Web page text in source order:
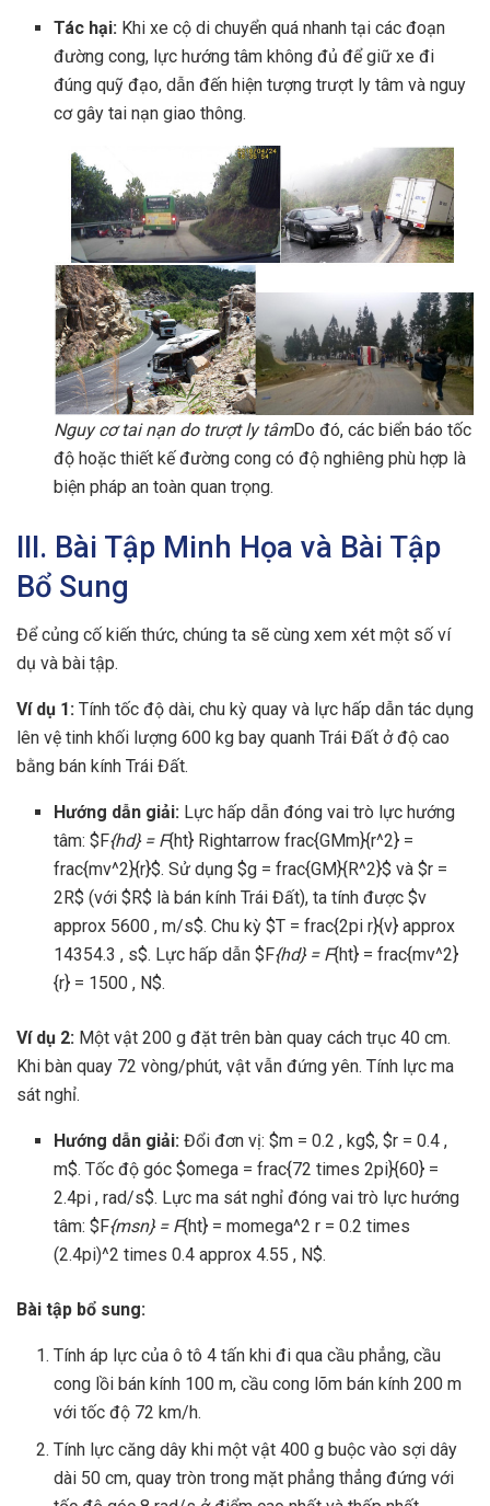
Tác hại: Khi xe cộ di chuyển quá nhanh tại các đoạn
đường cong, lực hướng tâm không đủ để giữ xe đi
đúng quỹ đạo, dẫn đến hiện tượng trượt ly tâm và nguy
cơ gây tai nạn giao thông.
Nguy cơ tai nạn do trượt ly tâmDo đó, các biển báo tốc
độ hoặc thiết kế đường cong có độ nghiêng phù hợp là
biện pháp an toàn quan trọng.
III. Bài Tập Minh Họa và Bài Tập
Bổ Sung
Để củng cố kiến thức, chúng ta sẽ cùng xem xét một số ví
dụ và bài tập.
Ví dụ 1: Tính tốc độ dài, chu kỳ quay và lực hấp dẫn tác dụng
lên vệ tinh khối lượng 600 kg bay quanh Trái Đất ở độ cao
bằng bán kính Trái Đất.
Hướng dẫn giải: Lực hấp dẫn đóng vai trò lực hướng
tâm: $F{hd} = F{ht} Rightarrow frac{GMm}{r^2} =
frac{mv^2}{r}$. Sử dụng $g = frac{GM}{R^2}$ và $r =
2R$ (với $R$ là bán kính Trái Đất), ta tính được $v
approx 5600 , m/s$. Chu kỳ $T = frac{2pi r}{v} approx
14354.3 , s$. Lực hấp dẫn $F{hd} = F{ht} = frac{mv^2}
{r} = 1500 , N$.
Ví dụ 2: Một vật 200 g đặt trên bàn quay cách trục 40 cm.
Khi bàn quay 72 vòng/phút, vật vẫn đứng yên. Tính lực ma
sát nghỉ.
Hướng dẫn giải: Đổi đơn vị: $m = 0.2 , kg$, $r = 0.4 ,
m$. Tốc độ góc $omega = frac{72 times 2pi}{60} =
2.4pi , rad/s$. Lực ma sát nghỉ đóng vai trò lực hướng
tâm: $F{msn} = F{ht} = momega^2 r = 0.2 times
(2.4pi)^2 times 0.4 approx 4.55 , N$.
Bài tập bổ sung:
Tính áp lực của ô tô 4 tấn khi đi qua cầu phẳng, cầu
cong lồi bán kính 100 m, cầu cong lõm bán kính 200 m
với tốc độ 72 km/h.
Tính lực căng dây khi một vật 400 g buộc vào sợi dây
dài 50 cm, quay tròn trong mặt phẳng thẳng đứng với